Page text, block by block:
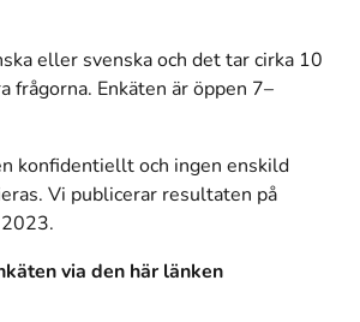
eller svenska och det tar cirka 10
frågorna. Enkäten är öppen 7–
konfidentiellt och ingen enskild
Vi publicerar resultaten på
via den här länken
i ett nytt fönster)